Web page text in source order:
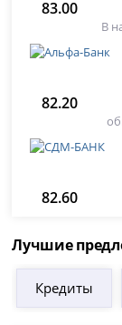
83.00
В
82.20
82.60
Лучшие
Кредиты